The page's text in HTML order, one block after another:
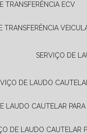
TRANSFERÊNCIA ECV
TRANSFERÊNCIA
SERVIÇO DE
DE LAUDO
LAUDO CAUTELAR
DE LAUDO CAUTELAR